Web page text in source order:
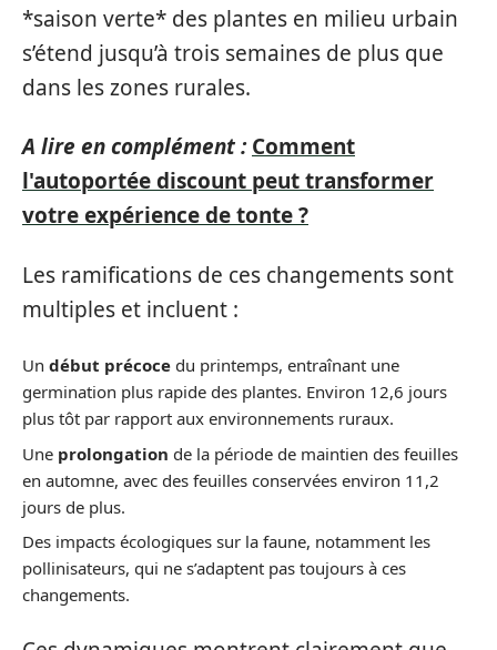
*saison verte* des plantes en milieu urbain
s’étend jusqu’à trois semaines de plus que
dans les zones rurales.
A lire en complément : Comment
l'autoportée discount peut transformer
votre expérience de tonte ?
Les ramifications de ces changements sont
multiples et incluent :
Un début précoce du printemps, entraînant une
germination plus rapide des plantes. Environ 12,6 jours
plus tôt par rapport aux environnements ruraux.
Une prolongation de la période de maintien des feuilles
en automne, avec des feuilles conservées environ 11,2
jours de plus.
Des impacts écologiques sur la faune, notamment les
pollinisateurs, qui ne s’adaptent pas toujours à ces
changements.